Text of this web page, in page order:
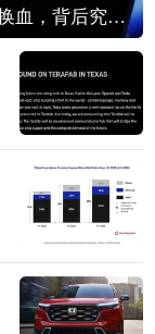
谷歌AI大换血，背后究竟发生了什么？